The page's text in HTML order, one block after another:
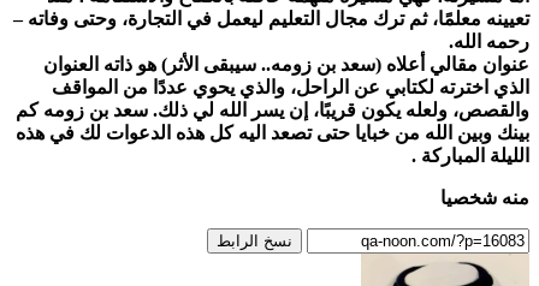
تعيينه معلمًا، ثم ترك مجال التعليم ليعمل في التجارة، وحتى وفاته –
رحمه الله.
عنوان مقالي أعلاه (سعد بن زومه.. سيبقى الأثر) هو ذاته العنوان
الذي اخترته لكتابي عن الراحل، والذي يحوي عددًا من المواقف
والقصص، ولعله يكون قريبًا، إن يسر الله لي ذلك. سعد بن زومه كم
بينك وبين الله من خبايا حتى تصعد اليه كل هذه الدعوات لك في هذه
الليلة المباركة .
منه شخصيا
نسخ الرابط